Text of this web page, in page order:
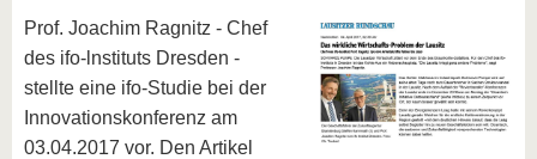
Prof. Joachim Ragnitz - Chef
des ifo-lnstituts Dresden -
stellte eine ifo-Studie bei der
Innovationskonferenz am
03.04.2017 vor. Den Artikel